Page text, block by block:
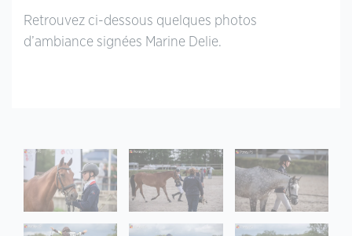
Retrouvez ci-dessous quelques photos
d’ambiance signées Marine Delie.